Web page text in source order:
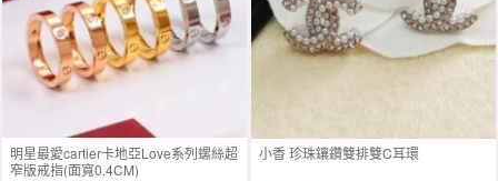
明星最愛cartier卡地亞Love系列螺絲超
窄版戒指(面寬0.4CM)
小香 珍珠鑲鑽雙排雙C耳環